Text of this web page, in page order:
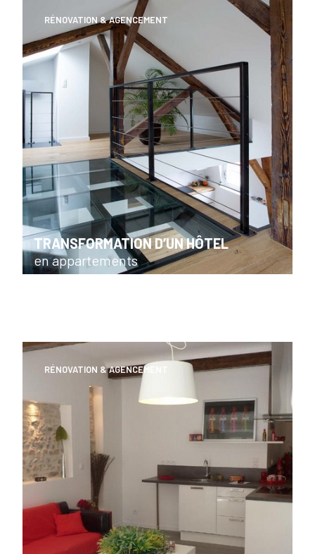
RÉNOVATION & AGENCEMENT
TRANSFORMATION D’UN HÔTEL
en appartements
RÉNOVATION & AGENCEMENT